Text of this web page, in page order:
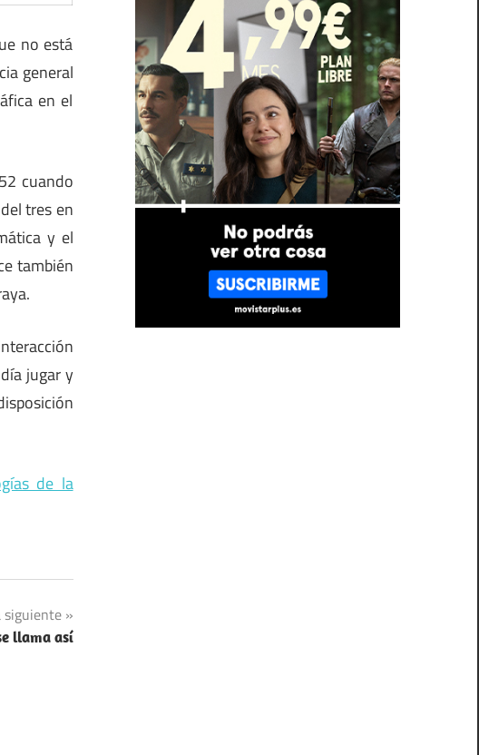
no está
general
en el
cuando
tres en
y el
también
jugar y
de la
siguiente
llama así